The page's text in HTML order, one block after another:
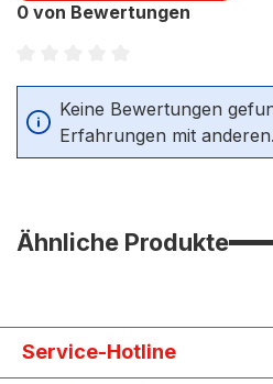
0 von Bewertungen
Durchschnittliche Bewertung
Keine Bewertungen
Erfahrungen mit anderen.
Ähnliche Produkte
Service-Hotline